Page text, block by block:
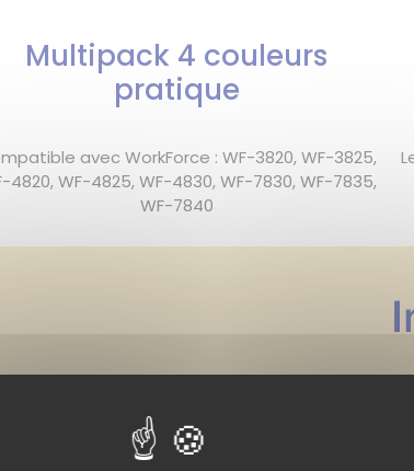
Multipack 4 couleurs
pratique
avec WorkForce : WF-3820, WF-3825,
4820, WF-4825, WF-4830, WF-7830, WF-7835,
WF-7840